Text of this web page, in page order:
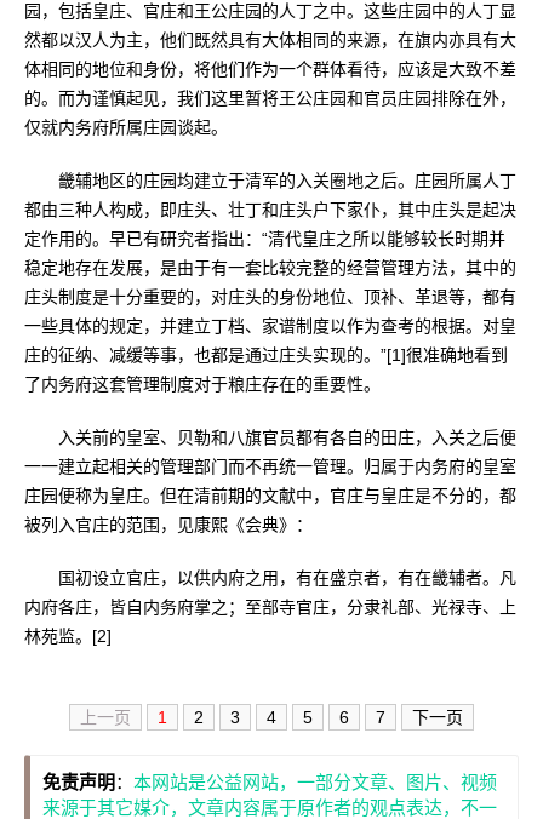
园，包括皇庄、官庄和王公庄园的人丁之中。这些庄园中的人丁显
然都以汉人为主，他们既然具有大体相同的来源，在旗内亦具有大
体相同的地位和身份，将他们作为一个群体看待，应该是大致不差
的。而为谨慎起见，我们这里暂将王公庄园和官员庄园排除在外，
仅就内务府所属庄园谈起。
畿辅地区的庄园均建立于清军的入关圈地之后。庄园所属人丁
都由三种人构成，即庄头、壮丁和庄头户下家仆，其中庄头是起决
定作用的。早已有研究者指出：“清代皇庄之所以能够较长时期并
稳定地存在发展，是由于有一套比较完整的经营管理方法，其中的
庄头制度是十分重要的，对庄头的身份地位、顶补、革退等，都有
一些具体的规定，并建立丁档、家谱制度以作为查考的根据。对皇
庄的征纳、减缓等事，也都是通过庄头实现的。”[1]很准确地看到
了内务府这套管理制度对于粮庄存在的重要性。
入关前的皇室、贝勒和八旗官员都有各自的田庄，入关之后便
一一建立起相关的管理部门而不再统一管理。归属于内务府的皇室
庄园便称为皇庄。但在清前期的文献中，官庄与皇庄是不分的，都
被列入官庄的范围，见康熙《会典》：
国初设立官庄，以供内府之用，有在盛京者，有在畿辅者。凡
内府各庄，皆自内务府掌之；至部寺官庄，分隶礼部、光禄寺、上
林苑监。[2]
上一页 1 2 3 4 5 6 7 下一页
免责声明 ： 本网站是公益网站，一部分文章、图片、视频
来源于其它媒介，文章内容属于原作者的观点表达，不一